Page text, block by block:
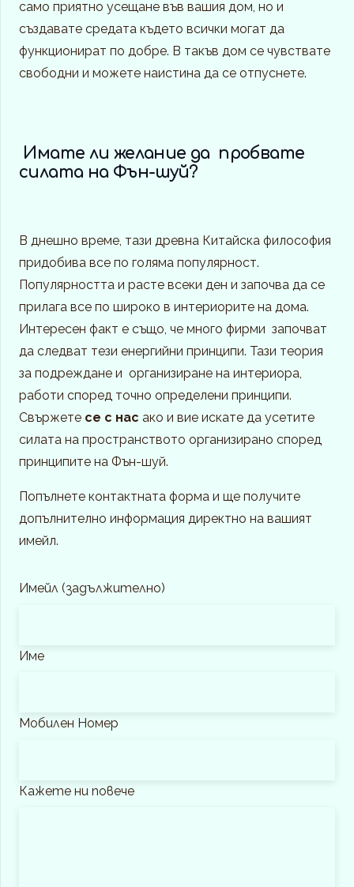
само приятно усещане във вашия дом, но и
създавате средата където всички могат да
функционират по добре. В такъв дом се чувствате
свободни и можете наистина да се отпуснете.
Имате ли желание да пробвате
силата на Фън-шуй?
В днешно време, тази древна Китайска философия
придобива все по голяма популярност.
Популярността и расте всеки ден и започва да се
прилага все по широко в интериорите на дома.
Интересен факт е също, че много фирми започват
да следват тези енергийни принципи. Тази теория
за подреждане и организиране на интериора,
работи според точно определени принципи.
Свържете се с нас ако и вие искате да усетите
силата на пространството организирано според
принципите на Фън-шуй.
Попълнете контактната форма и ще получите
допълнително информация директно на вашият
имейл.
Имейл (задължително)
Име
Мобилен Номер
Кажете ни повече